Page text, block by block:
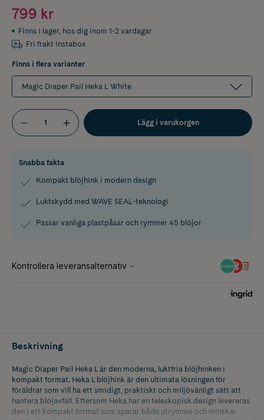
799 kr
Finns i lager, hos dig inom 1-2 vardagar
Fri frakt Instabox
Finns i flera varianter
Magic Diaper Pail Heka L White
Lägg i varukorgen
Snabba fakta
Kompakt blöjhink i modern design
Luktskydd med WAVE SEAL-teknologi
Passar vanliga plastpåsar och rymmer 45 blöjor
Beskrivning
Magic Diaper Pail Heka L är den moderna, luktfria blöjhinken i
kompakt format. Heka L blöjhink är den ultimata lösningen för
föräldrar som vill ha ett smidigt, praktiskt och miljövänligt sätt att
hantera blöjavfall. Eftersom Heka har en teleskopisk design levereras
den i ett kompakt format som sparar både utrymme och minskar